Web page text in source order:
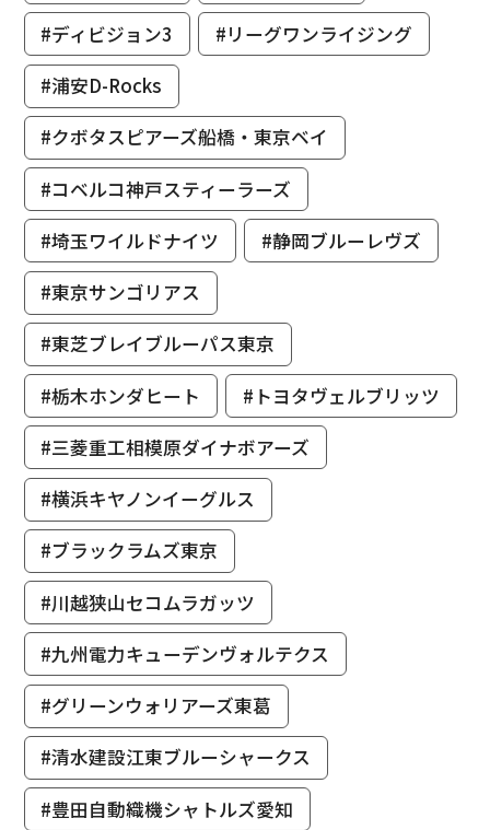
#ディビジョン3
#リーグワンライジング
#浦安D-Rocks
#クボタスピアーズ船橋・東京ベイ
#コベルコ神戸スティーラーズ
#埼玉ワイルドナイツ
#静岡ブルーレヴズ
#東京サンゴリアス
#東芝ブレイブルーパス東京
#栃木ホンダヒート
#トヨタヴェルブリッツ
#三菱重工相模原ダイナボアーズ
#横浜キヤノンイーグルス
#ブラックラムズ東京
#川越狭山セコムラガッツ
#九州電力キューデンヴォルテクス
#グリーンウォリアーズ東葛
#清水建設江東ブルーシャークス
#豊田自動織機シャトルズ愛知